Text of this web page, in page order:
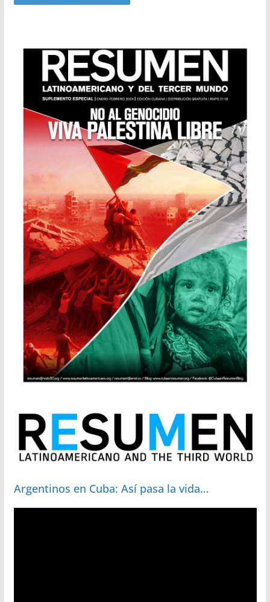
Argentinos en Cuba: Así pasa la vida…